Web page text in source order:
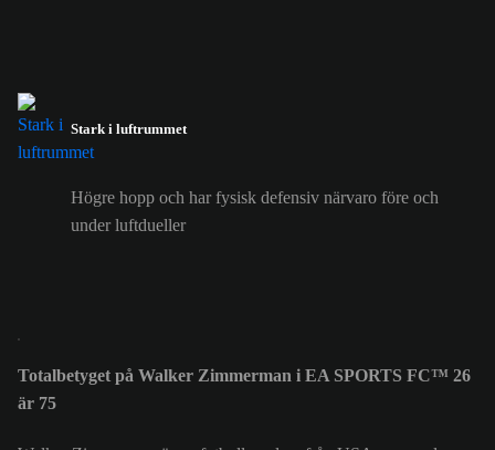
Stark i luftrummet
Högre hopp och har fysisk defensiv närvaro före och
under luftdueller
Totalbetyget på Walker Zimmerman i EA SPORTS FC™ 26
är 75